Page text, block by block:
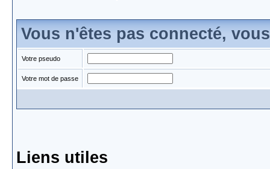
Vous n'êtes pas connecté,
Votre pseudo
Votre mot de passe
Liens utiles